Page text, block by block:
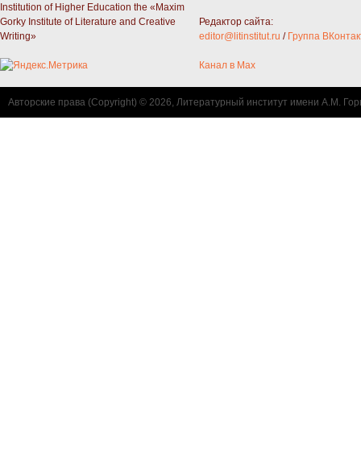
Institution of Higher Education the «Maxim
Gorky Institute of Literature and Creative
Writing»
Редактор сайта:
editor@litinstitut.ru / Группа
Канал в Max
Авторские права (Copyright) © 2026, Литературный институт имени А.М.